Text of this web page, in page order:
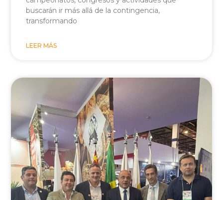
buscarán ir más allá de la contingencia,
transformando
LEER MÁS